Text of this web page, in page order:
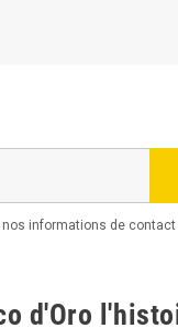
informations de
d'Oro